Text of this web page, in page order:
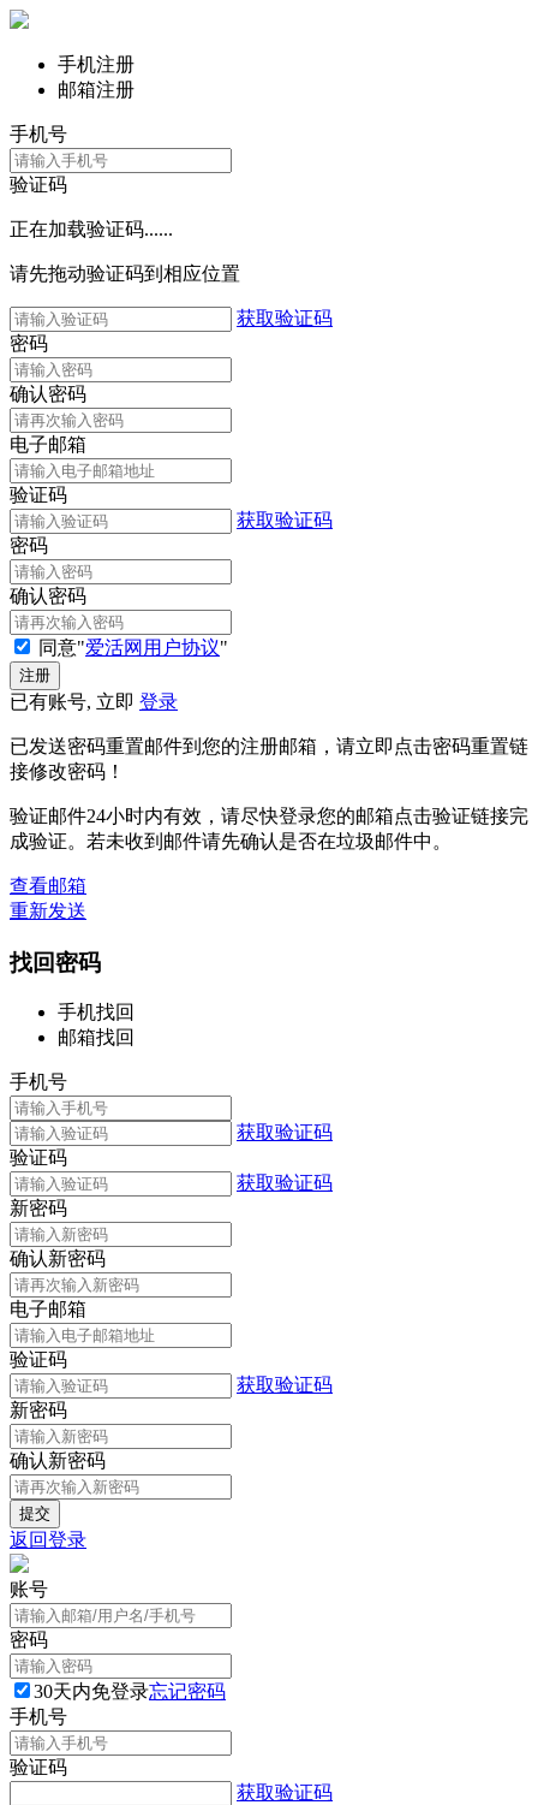
手机注册
邮箱注册
手机号
验证码
正在加载验证码......
请先拖动验证码到相应位置
获取验证码
密码
确认密码
电子邮箱
验证码
获取验证码
密码
确认密码
同意"爱活网用户协议"
已有账号, 立即 登录
已发送密码重置邮件到您的注册邮箱，请立即点击密码重置链
接修改密码！
验证邮件24小时内有效，请尽快登录您的邮箱点击验证链接完
成验证。若未收到邮件请先确认是否在垃圾邮件中。
查看邮箱
重新发送
找回密码
手机找回
邮箱找回
手机号
获取验证码
验证码
获取验证码
新密码
确认新密码
电子邮箱
验证码
获取验证码
新密码
确认新密码
返回登录
账号
密码
30天内免登录忘记密码
手机号
验证码
获取验证码